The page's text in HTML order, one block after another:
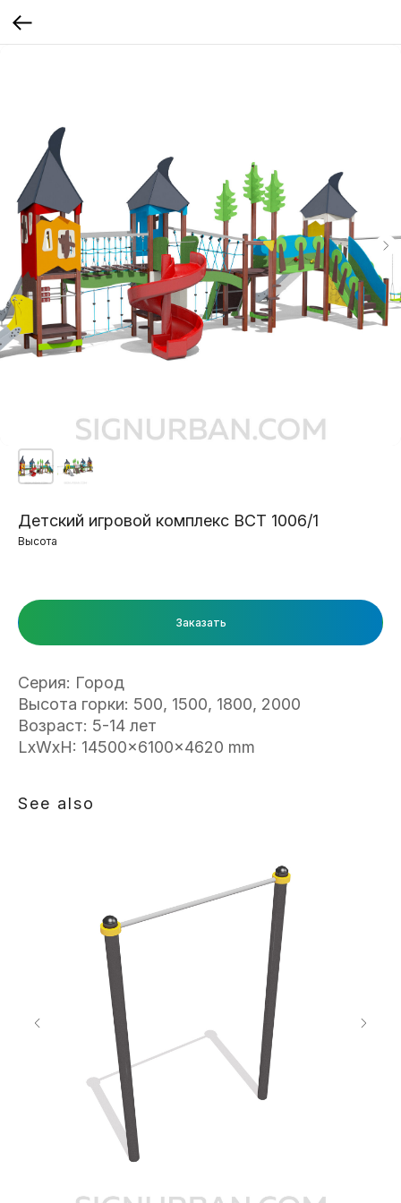
Детский игровой комплекс ВСТ 1006/1
Высота
Заказать
Серия: Город
Высота горки: 500, 1500, 1800, 2000
Возраст: 5-14 лет
LxWxH: 14500x6100x4620 mm
See also